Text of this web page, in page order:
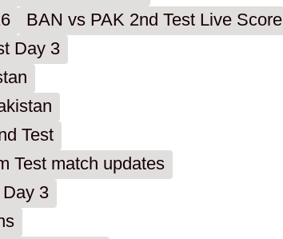
BAN vs PAK 2nd Test Live Score
Day 3
Test
Test match updates
3